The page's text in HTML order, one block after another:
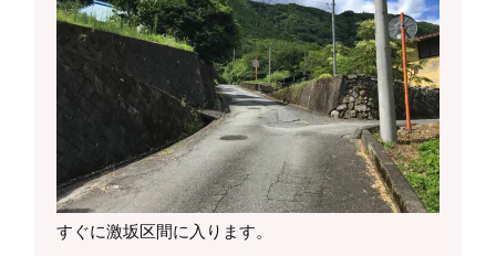
すぐに激坂区間に入ります。